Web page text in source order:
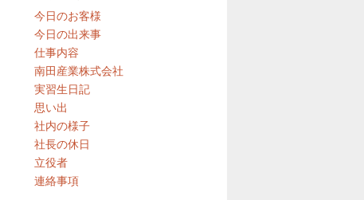
今日のお客様
今日の出来事
仕事内容
南田産業株式会社
実習生日記
思い出
社内の様子
社長の休日
立役者
連絡事項